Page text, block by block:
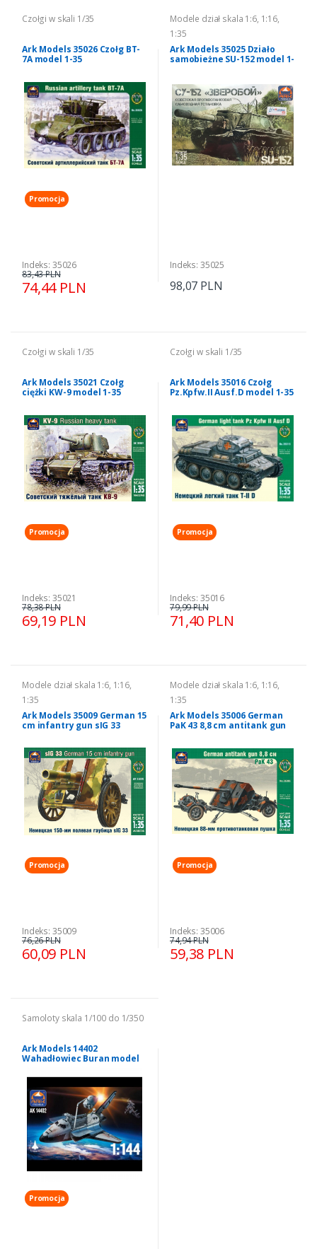
Czołgi w skali 1/35
Ark Models 35026 Czołg BT-
7A model 1-35
Promocja
Indeks: 35026
74,44 PLN
83,43 PLN
Modele dział skala 1:6, 1:16,
1:35
Ark Models 35025 Działo
samobieżne SU-152 model 1-
Indeks: 35025
98,07 PLN
Czołgi w skali 1/35
Ark Models 35021 Czołg
ciężki KW-9 model 1-35
Promocja
Indeks: 35021
69,19 PLN
78,38 PLN
Czołgi w skali 1/35
Ark Models 35016 Czołg
Pz.Kpfw.II Ausf.D model 1-35
Promocja
Indeks: 35016
71,40 PLN
79,99 PLN
Modele dział skala 1:6, 1:16,
1:35
Ark Models 35009 German 15
cm infantry gun sIG 33
Promocja
Indeks: 35009
60,09 PLN
76,26 PLN
Modele dział skala 1:6, 1:16,
1:35
Ark Models 35006 German
PaK 43 8,8 cm antitank gun
Promocja
Indeks: 35006
59,38 PLN
74,94 PLN
Samoloty skala 1/100 do 1/350
Ark Models 14402
Wahadłowiec Buran model
Promocja